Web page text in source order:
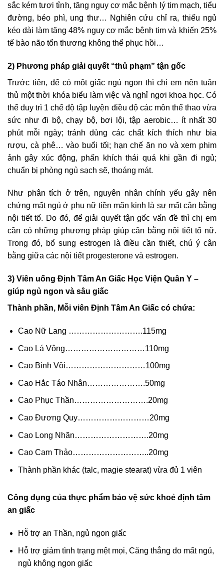
sắc kém tươi tỉnh, tăng nguy cơ mắc bệnh lý tim mạch, tiểu
đường, béo phì, ung thư… Nghiên cứu chỉ ra, thiếu ngủ
kéo dài làm tăng 48% nguy cơ mắc bệnh tim và khiến 25%
tế bào não tổn thương không thể phục hồi…
2) Phương pháp giải quyết “thủ phạm” tận gốc
Trước tiên, để có một giấc ngủ ngon thì chị em nên tuân
thủ một thời khóa biểu làm việc và nghỉ ngơi khoa học. Có
thể duy trì 1 chế độ tập luyện điều độ các môn thể thao vừa
sức như đi bộ, chạy bộ, bơi lội, tập aerobic… ít nhất 30
phút mỗi ngày; tránh dùng các chất kích thích như bia
rượu, cà phê… vào buổi tối; hạn chế ăn no và xem phim
ảnh gây xúc động, phấn khích thái quá khi gần đi ngủ;
chuẩn bị phòng ngủ sạch sẽ, thoáng mát.
Như phân tích ở trên, nguyên nhân chính yếu gây nên
chứng mất ngủ ở phụ nữ tiền mãn kinh là sự mất cân bằng
nội tiết tố. Do đó, để giải quyết tận gốc vấn đề thì chị em
cần có những phương pháp giúp cân bằng nội tiết tố nữ.
Trong đó, bổ sung estrogen là điều cần thiết, chú ý cân
bằng giữa các nội tiết progesterone và estrogen.
3) Viên uống Định Tâm An Giấc Học Viện Quân Y –
giúp ngủ ngon và sâu giấc
Thành phần, Mỗi viên Định Tâm An Giấc có chứa:
Cao Nữ Lang ……………………….115mg
Cao Lá Vông…………………………110mg
Cao Bình Vôi…………………………100mg
Cao Hắc Táo Nhân………………….50mg
Cao Phục Thần……………………….20mg
Cao Đương Quy………………………20mg
Cao Long Nhãn……………………….20mg
Cao Cam Thảo………………………..20mg
Thành phần khác (talc, magie stearat) vừa đủ 1 viên
Công dụng của thực phẩm bảo vệ sức khoẻ định tâm
an giấc
Hỗ trợ an Thần, ngủ ngon giấc
Hỗ trợ giảm tình trạng mệt mọi, Căng thẳng do mất ngủ,
ngủ không ngon giấc